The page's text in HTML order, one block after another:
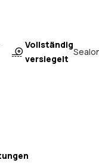
Vollständig
versiegelt